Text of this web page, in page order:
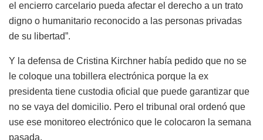
el encierro carcelario pueda afectar el derecho a un trato
digno o humanitario reconocido a las personas privadas
de su libertad”.
Y la defensa de Cristina Kirchner había pedido que no se
le coloque una tobillera electrónica porque la ex
presidenta tiene custodia oficial que puede garantizar que
no se vaya del domicilio. Pero el tribunal oral ordenó que
use ese monitoreo electrónico que le colocaron la semana
pasada.